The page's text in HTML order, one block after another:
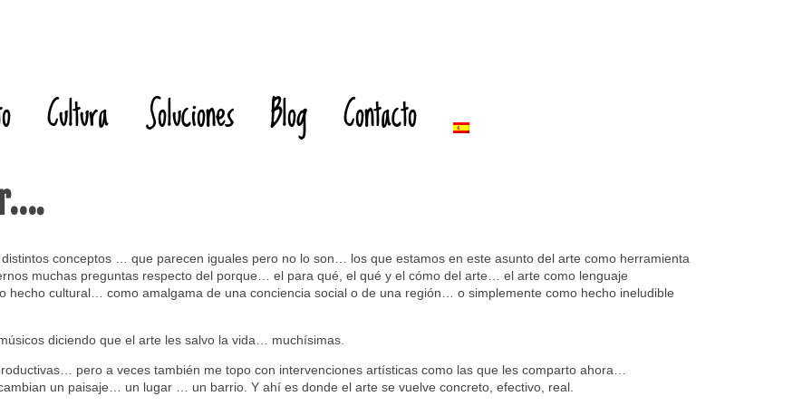
Cultura Soluciones Blog Contacto
conceptos … que parecen iguales pero no lo son… los que estamos en este asunto del arte como herramienta
muchas preguntas respecto del porque… el para qué, el qué y el cómo del arte… el arte como lenguaje
cultural… como amalgama de una conciencia social o de una región… o simplemente como hecho ineludible
diciendo que el arte les salvo la vida… muchísimas.
pero a veces también me topo con intervenciones artísticas como las que les comparto ahora…
un paisaje… un lugar … un barrio. Y ahí es donde el arte se vuelve concreto, efectivo, real.